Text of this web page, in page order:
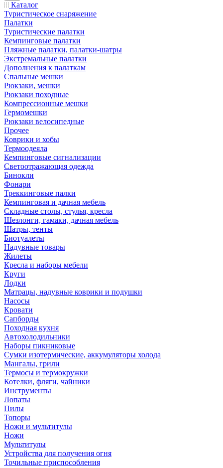
Каталог
Туристическое снаряжение
Палатки
Туристические палатки
Кемпинговые палатки
Пляжные палатки, палатки-шатры
Экстремальные палатки
Дополнения к палаткам
Спальные мешки
Рюкзаки, мешки
Рюкзаки походные
Компрессионные мешки
Гермомешки
Рюкзаки велосипедные
Прочее
Коврики и хобы
Термоодеяла
Кемпинговые сигнализации
Светоотражающая одежда
Бинокли
Фонари
Треккинговые палки
Кемпинговая и дачная мебель
Складные столы, стулья, кресла
Шезлонги, гамаки, дачная мебель
Шатры, тенты
Биотуалеты
Надувные товары
Жилеты
Кресла и наборы мебели
Круги
Лодки
Матрацы, надувные коврики и подушки
Насосы
Кровати
Сапборды
Походная кухня
Автохолодильники
Наборы пикниковые
Сумки изотермические, аккумуляторы холода
Мангалы, грили
Термосы и термокружки
Котелки, фляги, чайники
Инструменты
Лопаты
Пилы
Топоры
Ножи и мультитулы
Ножи
Мультитулы
Устройства для получения огня
Точильные приспособления